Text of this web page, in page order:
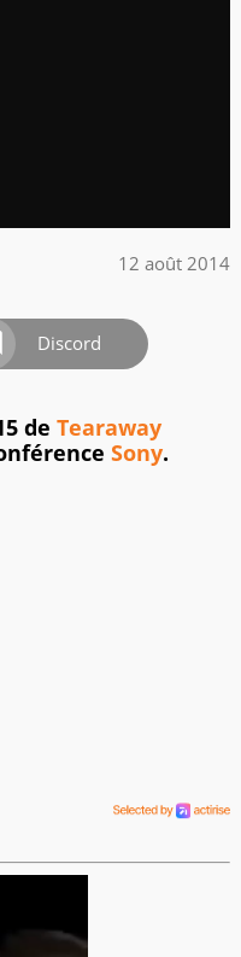
12 août 2014
Discord
de Tearaway
Sony.